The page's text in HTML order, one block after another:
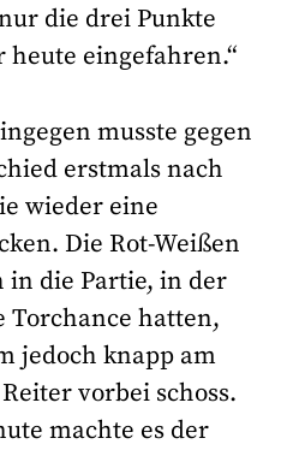
die drei Punkte
eingefahren.“
musste gegen
erstmals nach
wieder eine
Die Rot-Weißen
in die Partie, in der
Torchance hatten,
jedoch knapp am
vorbei schoss.
machte es der